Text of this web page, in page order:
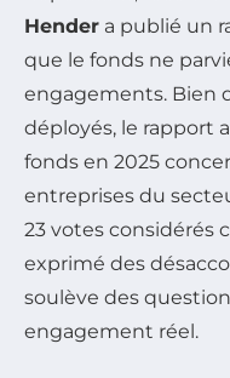
Hender a publié un
que le fonds ne
engagements. Bien
déployés, le rapport
fonds en 2025
entreprises du
23 votes considérés
exprimé des
soulève des
engagement réel.